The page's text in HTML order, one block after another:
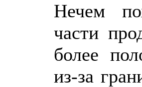
Нечем
части
более
из-за